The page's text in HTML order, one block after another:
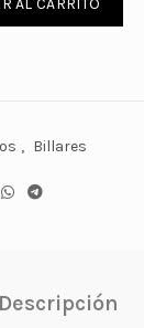
, Billares
Descripción